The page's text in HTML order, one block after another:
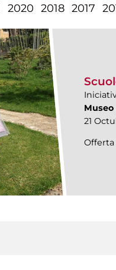
2020 2018 2017
Museo
21
Offerta